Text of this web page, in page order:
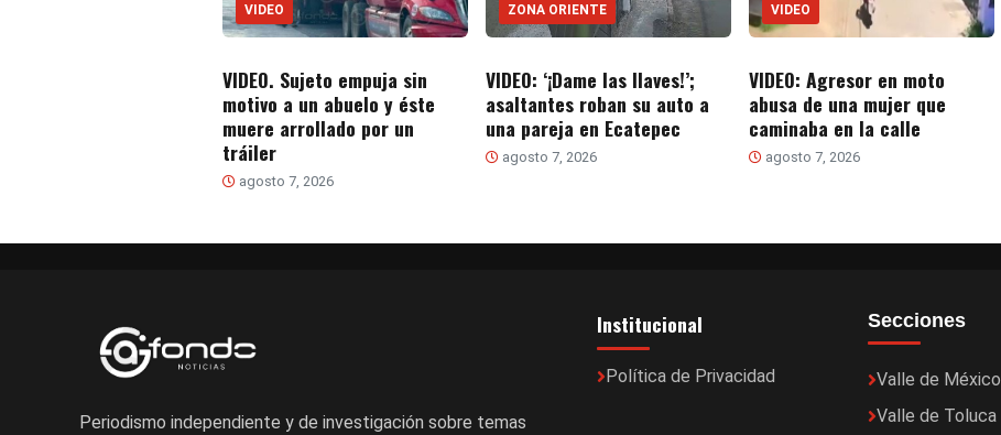
VIDEO
VIDEO. Sujeto empuja sin
motivo a un abuelo y éste
muere arrollado por un
tráiler
agosto 7, 2026
ZONA ORIENTE
VIDEO: ‘¡Dame las llaves!’;
asaltantes roban su auto a
una pareja en Ecatepec
agosto 7, 2026
VIDEO
VIDEO: Agresor en moto
abusa de una mujer que
caminaba en la calle
agosto 7, 2026
Periodismo independiente y de investigación sobre temas
Institucional
Política de Privacidad
Secciones
Valle de México
Valle de Toluca